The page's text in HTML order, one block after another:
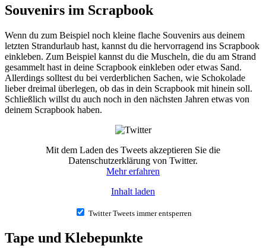
Souvenirs im Scrapbook
Wenn du zum Beispiel noch kleine flache Souvenirs aus deinem
letzten Strandurlaub hast, kannst du die hervorragend ins Scrapbook
einkleben. Zum Beispiel kannst du die Muscheln, die du am Strand
gesammelt hast in deine Scrapbook einkleben oder etwas Sand.
Allerdings solltest du bei verderblichen Sachen, wie Schokolade
lieber dreimal überlegen, ob das in dein Scrapbook mit hinein soll.
Schließlich willst du auch noch in den nächsten Jahren etwas von
deinem Scrapbook haben.
Mit dem Laden des Tweets akzeptieren Sie die
Datenschutzerklärung von Twitter.
Mehr erfahren
Inhalt laden
Twitter Tweets immer entsperren
Tape und Klebepunkte